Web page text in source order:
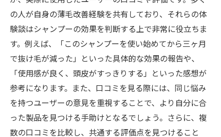
の人が自身の薄毛改善経験を共有しており、それらの体
験談はシャンプーの効果を判断する上で非常に役立ちま
す。例えば、「このシャンプーを使い始めてから三ヶ月
で抜け毛が減った」といった具体的な効果の報告や、
「使用感が良く、頭皮がすっきりする」といった感想が
参考になります。また、口コミを見る際には、同じ悩み
を持つユーザーの意見を重視することで、より自分に合
った製品を見つける手助けとなるでしょう。さらに、複
数の口コミを比較し、共通する評価点を見つけること